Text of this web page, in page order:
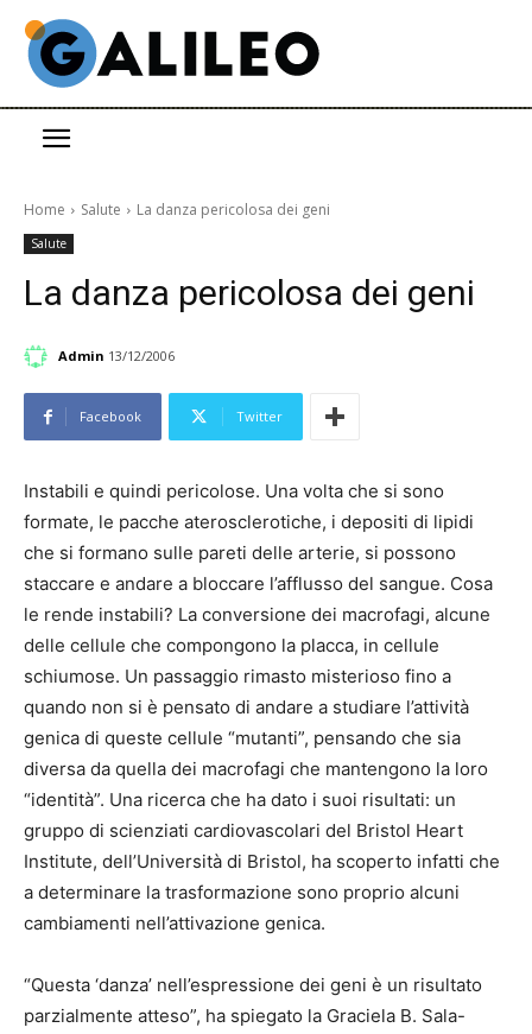
Home Salute La danza pericolosa dei geni
Salute
La danza pericolosa dei geni
Admin 13/12/2006
Facebook Twitter
Instabili e quindi pericolose. Una volta che si sono
formate, le pacche aterosclerotiche, i depositi di lipidi
che si formano sulle pareti delle arterie, si possono
staccare e andare a bloccare l’afflusso del sangue. Cosa
le rende instabili? La conversione dei macrofagi, alcune
delle cellule che compongono la placca, in cellule
schiumose. Un passaggio rimasto misterioso fino a
quando non si è pensato di andare a studiare l’attività
genica di queste cellule “mutanti”, pensando che sia
diversa da quella dei macrofagi che mantengono la loro
“identità”. Una ricerca che ha dato i suoi risultati: un
gruppo di scienziati cardiovascolari del Bristol Heart
Institute, dell’Università di Bristol, ha scoperto infatti che
a determinare la trasformazione sono proprio alcuni
cambiamenti nell’attivazione genica.
“Questa ‘danza’ nell’espressione dei geni è un risultato
parzialmente atteso”, ha spiegato la Graciela B. Sala-